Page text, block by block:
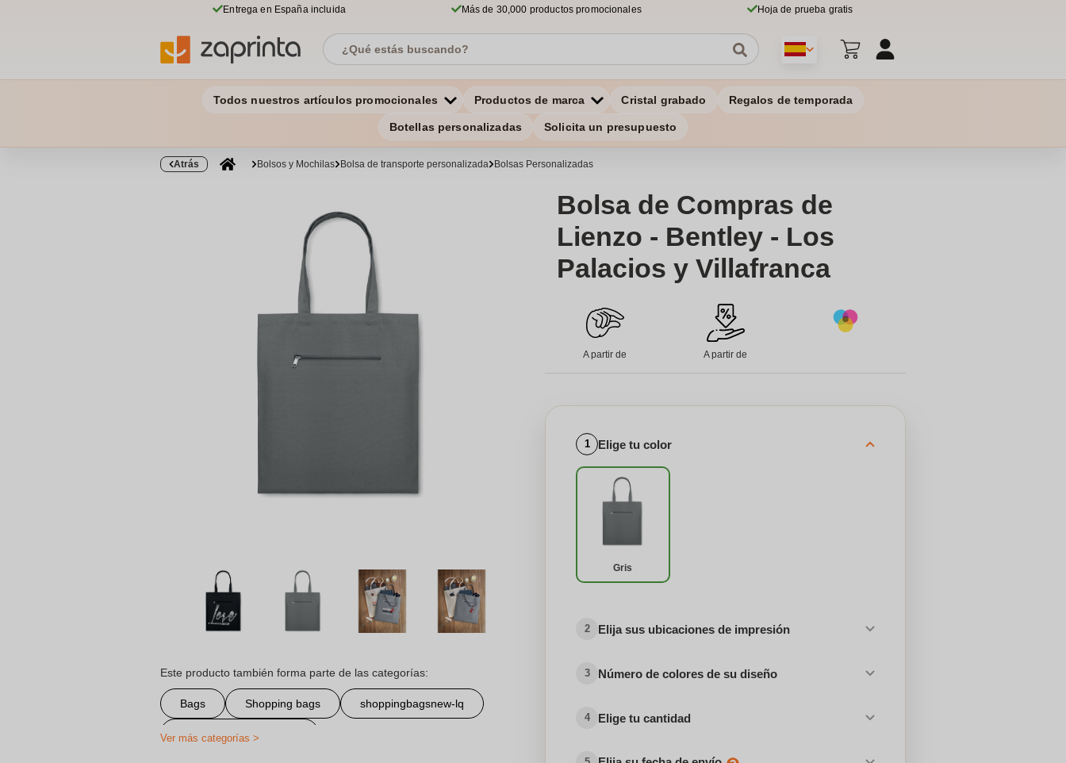
Entrega en España incluida Más de 30,000 productos promocionales Hoja de prueba gratis
Todos nuestros artículos promocionales Productos de marca Cristal grabado Regalos de temporada
Botellas personalizadas Solicita un presupuesto
Atrás Bolsos y Mochilas Bolsa de transporte personalizada Bolsas Personalizadas
Este producto también forma parte de las categorías:
Bags Shopping bags shoppingbagsnew-lq
shoppingbagsnew-cloth
Ver más categorías >
Bolsa de Compras de
Lienzo - Bentley - Los
Palacios y Villafranca
A partir de A partir de
1 Elige tu color
Gris
2 Elija sus ubicaciones de impresión
3 Número de colores de su diseño
4 Elige tu cantidad